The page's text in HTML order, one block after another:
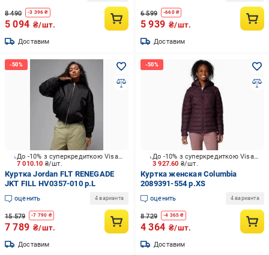
8 490 -3 396 ₴
5 094 ₴/шт.
Доставим
6 599 -660₴
5 939 ₴/шт.
Доставим
7 010.10 ₴/шт.
До -10% з суперкредиткою Visa Вигода
Куртка Jordan FLT RENEGADE
JKT FILL HV0357-010 р.L
оценить 4 варианта
15 579 -7 790 ₴
7 789 ₴/шт.
Доставим
3 927.60 ₴/шт.
До -10% з суперкредиткою Visa Вигода
Куртка женская Columbia
2089391-554 р.XS
оценить 4 варианта
8 729 -4 365 ₴
4 364 ₴/шт.
Доставим